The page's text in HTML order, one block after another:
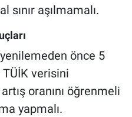
sınır aşılmamalı.
önce 5
TÜİK verisini
oranını öğrenmeli
yapmalı.